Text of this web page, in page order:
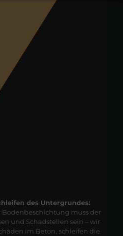
des Untergrundes:
muss der
und Schadstellen sein – wir
im Beton, schleifen die